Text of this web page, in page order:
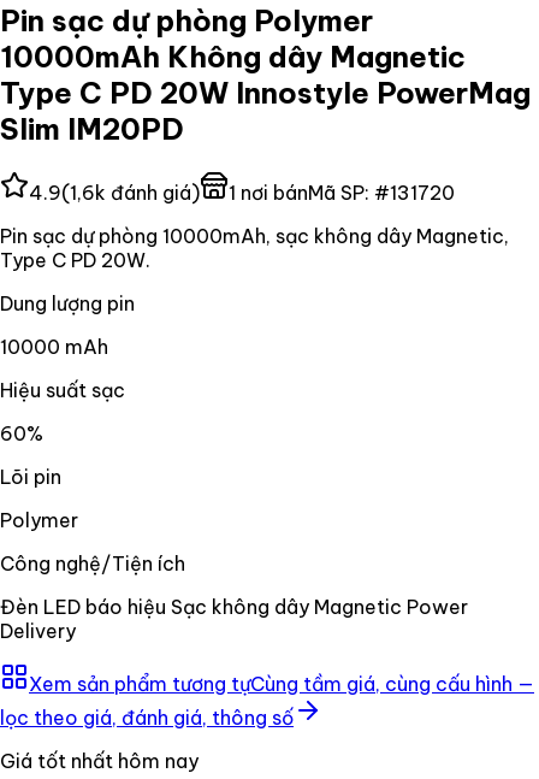
Pin sạc dự phòng Polymer
10000mAh Không dây Magnetic
Type C PD 20W Innostyle PowerMag
Slim IM20PD
4.9(1,6k đánh giá) 1 nơi bánMã SP: #131720
Pin sạc dự phòng 10000mAh, sạc không dây Magnetic,
Type C PD 20W.
Dung lượng pin
10000 mAh
Hiệu suất sạc
60%
Lõi pin
Polymer
Công nghệ/Tiện ích
Đèn LED báo hiệu Sạc không dây Magnetic Power
Delivery
Xem sản phẩm tương tựCùng tầm giá, cùng cấu hình —
lọc theo giá, đánh giá, thông số
Giá tốt nhất hôm nay